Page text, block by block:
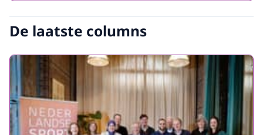
De laatste columns